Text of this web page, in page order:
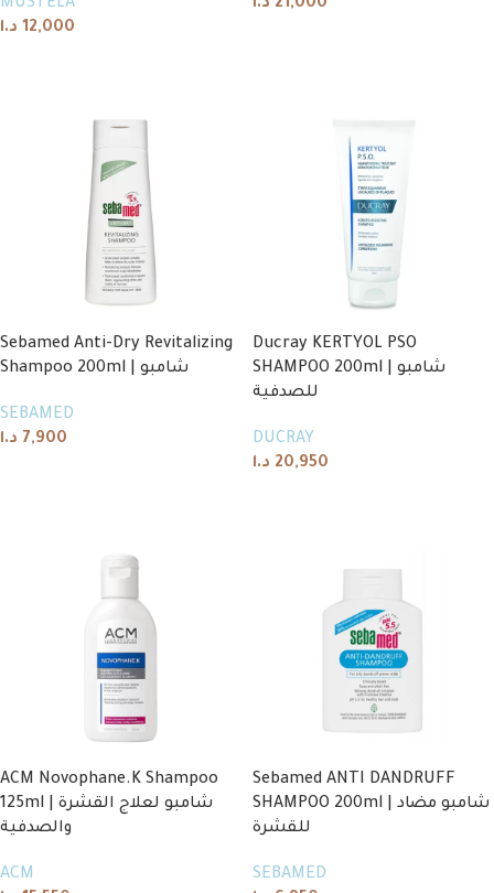
MUSTELA
12,000 د.ا
21,000 د.ا
Sebamed Anti-Dry Revitalizing
Shampoo 200ml | شامبو
SEBAMED
7,900 د.ا
Ducray KERTYOL PSO
SHAMPOO 200ml | شامبو
للصدفية
DUCRAY
20,950 د.ا
ACM Novophane.K Shampoo
125ml | شامبو لعلاج القشرة
والصدفية
ACM
Sebamed ANTI DANDRUFF
SHAMPOO 200ml | شامبو مضاد
للقشرة
SEBAMED